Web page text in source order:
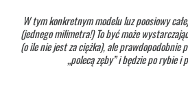
W tym konkretnym modelu luz poosiowy
(jednego milimetra!) To być może
(o ile nie jest za ciężka), ale prawdopodobnie
„polecą zęby” i będzie po rybie i